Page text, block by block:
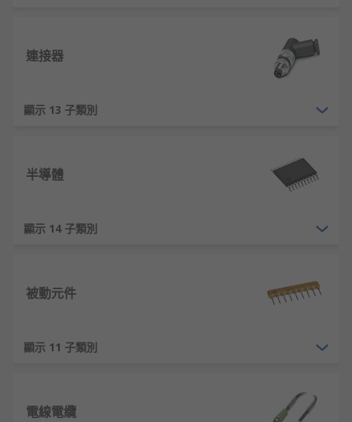
連接器
顯示 13 子類別
半導體
顯示 14 子類別
被動元件
顯示 11 子類別
電線電纜